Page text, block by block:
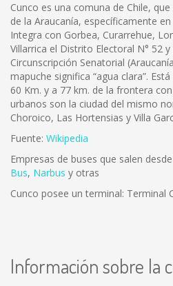
Cunco es una comuna de Chile,
de la Araucanía, específicamente
Integra con Gorbea, Curarrehue,
Villarrica el Distrito Electoral N° 52 y
Circunscripción Senatorial
mapuche significa “agua clara”.
60 Km. y a 77 km. de la frontera
urbanos son la ciudad del mismo
Choroico, Las Hortensias y Villa
Fuente: Wikipedia
Empresas de buses que salen
Bus, Narbus y otras
Cunco posee un terminal: Terminal
Información sobre la